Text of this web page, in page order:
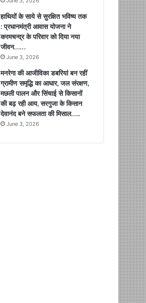
हाथियों के साये से सुरक्षित भविष्य तक
: प्रधानमंत्री आवास योजना ने
करमचन्द्र के परिवार को दिया नया
जीवन……
June 3, 2026
मनरेगा की आजीविका डबरियां बन रहीं
ग्रामीण समृद्धि का आधार, जल संरक्षण,
मछली पालन और सिंचाई से किसानों
की बढ़ रही आय, सरगुजा के किसान
देवानंद बने सफलता की मिसाल…..
June 3, 2026